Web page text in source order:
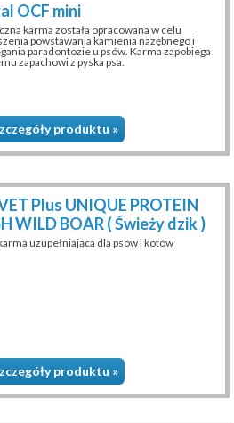
OCF mini
karma została opracowana w celu
powstawania kamienia nazębnego i
paradontozie u psów. Karma zapobiega
zapachowi z pyska psa.
produktu »
Plus UNIQUE PROTEIN
WILD BOAR ( Świeży dzik )
uzupełniająca dla psów i kotów
produktu »